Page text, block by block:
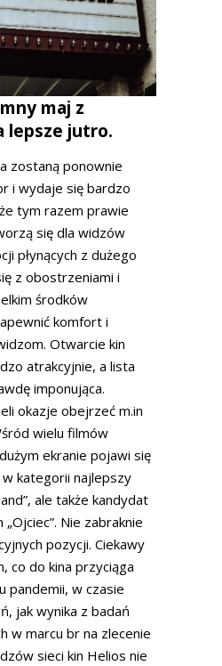
maj z
lepsze jutro.
zostaną ponownie
i wydaje się bardzo
tym razem prawie
się dla widzów
płynących z dużego
z obostrzeniami i
środków
komfort i
Otwarcie kin
atrakcyjnie, a lista
imponująca.
okazje obejrzeć m.in
wielu filmów
ekranie pojawi się
kategorii najlepszy
ale także kandydat
Nie zabraknie
pozycji. Ciekawy
co do kina przyciąga
pandemii, w czasie
jak wynika z badań
w marcu br na zlecenie
sieci kin Helios nie